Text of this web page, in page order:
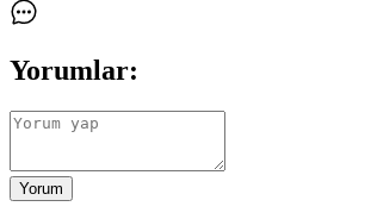
Yorumlar:
Yorum